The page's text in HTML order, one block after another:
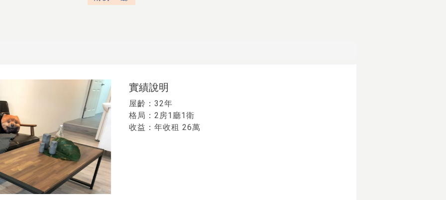
實績說明
屋齡：32年
格局：2房1廳1衛
收益：年收租 26萬